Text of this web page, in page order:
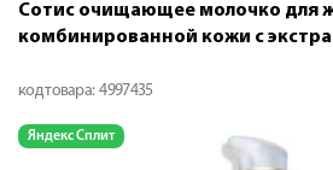
Сотис очищающее молочко для
комбинированной кожи с
код товара: 4997435
Яндекс Сплит